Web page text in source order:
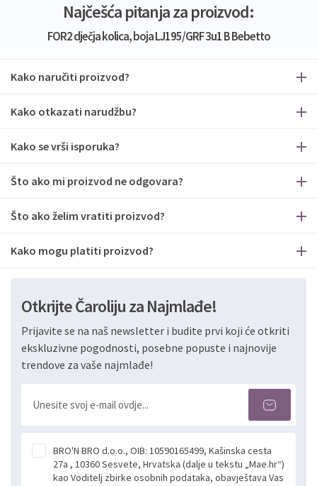
Najčešća pitanja za proizvod:
FOR2 dječja kolica, boja LJ195/GRF 3u1 B Bebetto
Kako naručiti proizvod?
Kako otkazati narudžbu?
Kako se vrši isporuka?
Što ako mi proizvod ne odgovara?
Što ako želim vratiti proizvod?
Kako mogu platiti proizvod?
Otkrijte Čaroliju za Najmlađe!
Prijavite se na naš newsletter i budite prvi koji će otkriti
ekskluzivne pogodnosti, posebne popuste i najnovije
trendove za vaše najmlađe!
BRO'N BRO d.o.o., OIB: 10590165499, Kašinska cesta
27a , 10360 Sesvete, Hrvatska (dalje u tekstu „Mae.hr“)
kao Voditelj zbirke osobnih podataka, obavještava Vas